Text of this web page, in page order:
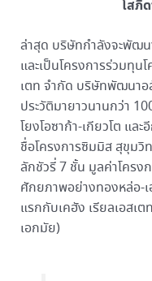
โสภิ
ล่าสุด บริษัทกำลังจะพัฒน
และเป็นโครงการร่วมทุน
เตท จำกัด บริษัทพัฒนาอ
ประวัติมายาวนานกว่า
โยงโอซาก้า-เกียวโต แล
ชื่อโครงการซิมมิส สุขุมวิ
ลักชัวรี่ 7 ชั้น มูลค่าโครง
ศักยภาพอย่างทองหล่อ-
แรกกับเคฮัง เรียลเอสเ
เอกมัย)